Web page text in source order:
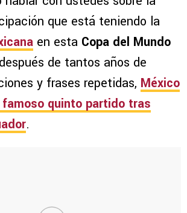
que está teniendo la
en esta Copa del Mundo
de tantos años de
y frases repetidas, México
quinto partido tras
.